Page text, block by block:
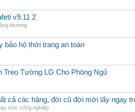
v9.11 2
thường
bảo hộ thời trang an toàn
Treo Tường LG Cho Phòng Ngủ
cả các hãng, đời cũ đời mới lấy ngay
móc công nghiệp